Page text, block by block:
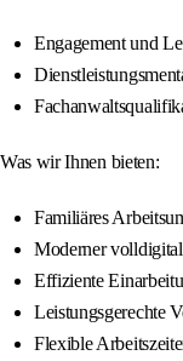
Engagement und
Was wir Ihnen bieten:
Familiäres
Moderner
Effiziente
Leistungsgerechte
Flexible